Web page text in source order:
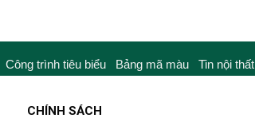
Công trình tiêu biểu Bảng mã màu Tin nội thất
CHÍNH SÁCH